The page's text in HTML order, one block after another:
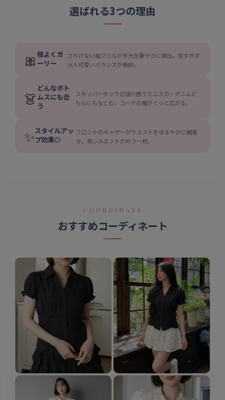
選ばれる3つの理由
🎀 程よくガ
ーリー
さりげない袖フリルが手元を華やかに演出。甘すぎず
大人可愛いバランスが絶妙。
👗
どんなボト
ムスにも合
う
スキッパーネックの抜け感でミニスカ・デニムど
ちらにもなじむ。コーデの幅がぐっと広がる。
✨スタイルアッ
プ効果◎
フロントのギャザーがウエストをゆるやかに細見
せ。美シルエットが叶う一枚。
COORDINATE
おすすめコーディネート